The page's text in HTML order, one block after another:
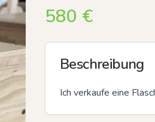
580 €
Beschreibung
Ich verkaufe eine